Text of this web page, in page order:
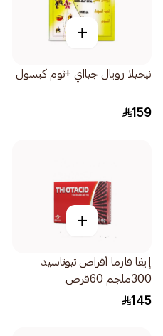
+
نيجيلا رويال جيااي +ثوم كبسول
159
+
إيفا فارما أقراص ثيوتاسيد
300ملجم 60قرص
145